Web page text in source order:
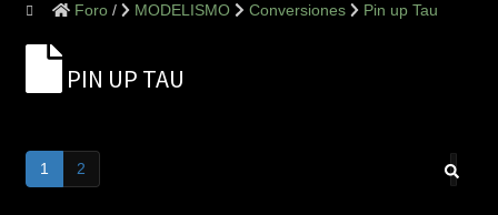
Foro MODELISMO Conversiones Pin up Tau
PIN UP TAU
1 2